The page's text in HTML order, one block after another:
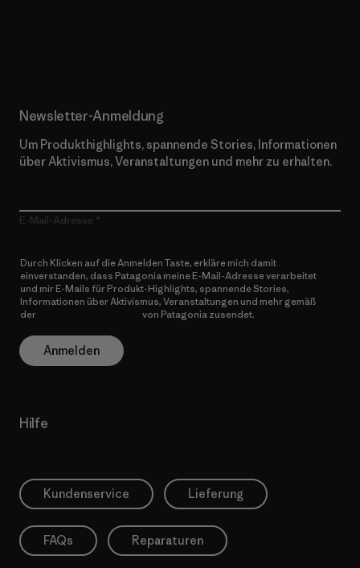
Newsletter-Anmeldung
Um Produkthighlights, spannende Stories, Informationen
über Aktivismus, Veranstaltungen und mehr zu erhalten.
E-Mail-Adresse
Durch Klicken auf die Anmelden Taste, erkläre mich damit
einverstanden, dass Patagonia meine E-Mail-Adresse verarbeitet
und mir E-Mails für Produkt-Highlights, spannende Stories,
Informationen über Aktivismus, Veranstaltungen und mehr gemäß
der
von Patagonia zusendet.
Anmelden
Hilfe
Kundenservice Lieferung
FAQs Reparaturen